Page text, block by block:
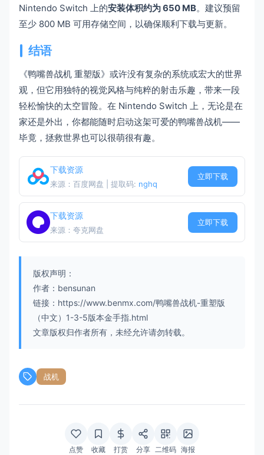
Nintendo Switch 上的安装体积约为 650 MB。建议预留
至少 800 MB 可用存储空间，以确保顺利下载与更新。
结语
《鸭嘴兽战机 重塑版》或许没有复杂的系统或宏大的世界
观，但它用独特的视觉风格与纯粹的射击乐趣，带来一段
轻松愉快的太空冒险。在 Nintendo Switch 上，无论是在
家还是外出，你都能随时启动这架可爱的鸭嘴兽战机——
毕竟，拯救世界也可以很萌很有趣。
下载资源
来源：百度网盘 | 提取码: nghq
立即下载
下载资源
来源：夸克网盘
立即下载
版权声明：
作者：bensunan
链接：https://www.benmx.com/鸭嘴兽战机-重塑版
（中文）1-3-5版本金手指.html
文章版权归作者所有，未经允许请勿转载。
战机
点赞 收藏 打赏 分享 二维码 海报